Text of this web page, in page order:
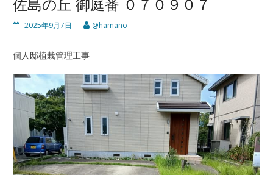
2025年9月7日 @hamano
個人邸植栽管理工事